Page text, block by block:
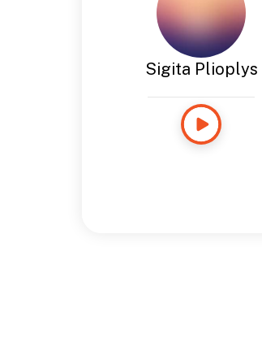
Sigita Plioplys